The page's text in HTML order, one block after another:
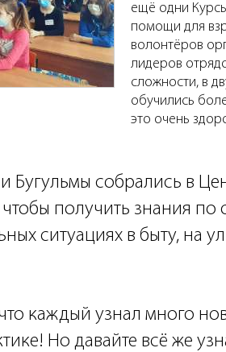
ещё одни
помощи для
волонтёров
лидеров
сложности, в
обучились
это очень
Бугульмы собрались в
чтобы получить знания по
ситуациях в быту, на
каждый узнал много
Но давайте всё же